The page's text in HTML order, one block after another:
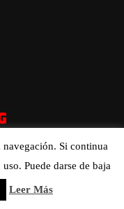
reservados
Si continua
Puede darse de baja
Leer Más